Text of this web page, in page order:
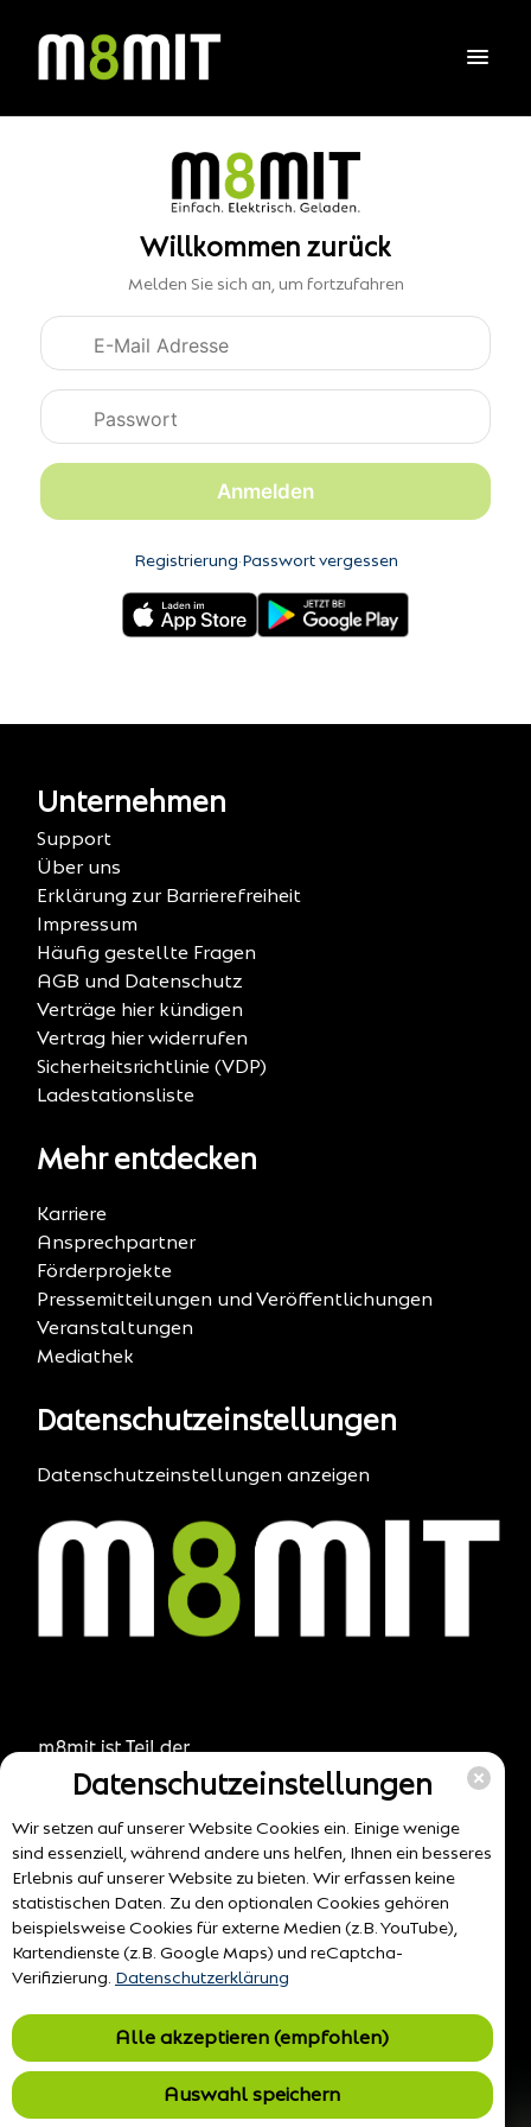
Willkommen zurück
Melden Sie sich an, um fortzufahren
Anmeldedaten
Anmelden
Registrierung·Passwort vergessen
Unternehmen
Support
Über uns
Erklärung zur Barrierefreiheit
Impressum
Häufig gestellte Fragen
AGB und Datenschutz
Verträge hier kündigen
Vertrag hier widerrufen
Sicherheitsrichtlinie (VDP)
Ladestationsliste
Mehr entdecken
Karriere
Ansprechpartner
Förderprojekte
Pressemitteilungen und Veröffentlichungen
Veranstaltungen
Mediathek
Datenschutzeinstellungen
Datenschutzeinstellungen anzeigen
Datenschutzeinstellungen
Wir setzen auf unserer Website Cookies ein. Einige wenige
sind essenziell, während andere uns helfen, Ihnen ein besseres
Erlebnis auf unserer Website zu bieten. Wir erfassen keine
statistischen Daten. Zu den optionalen Cookies gehören
beispielsweise Cookies für externe Medien (z.B. YouTube),
Kartendienste (z.B. Google Maps) und reCaptcha-
Verifizierung. Datenschutzerklärung
Alle akzeptieren (empfohlen)
Auswahl speichern